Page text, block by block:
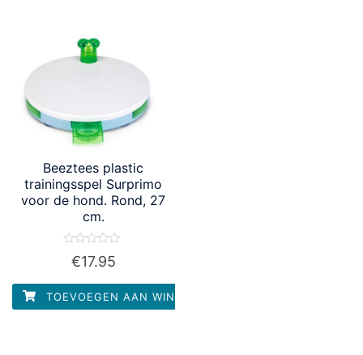
Beeztees plastic
trainingsspel Surprimo
voor de hond. Rond, 27
cm.
Waardering
5
€17.95
TOEVOEGEN AAN WINKELWAGEN